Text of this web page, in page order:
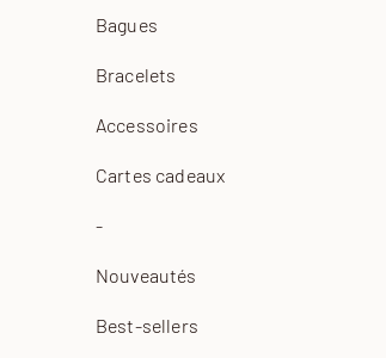
Bagues
Bracelets
Accessoires
Cartes cadeaux
-
Nouveautés
Best-sellers